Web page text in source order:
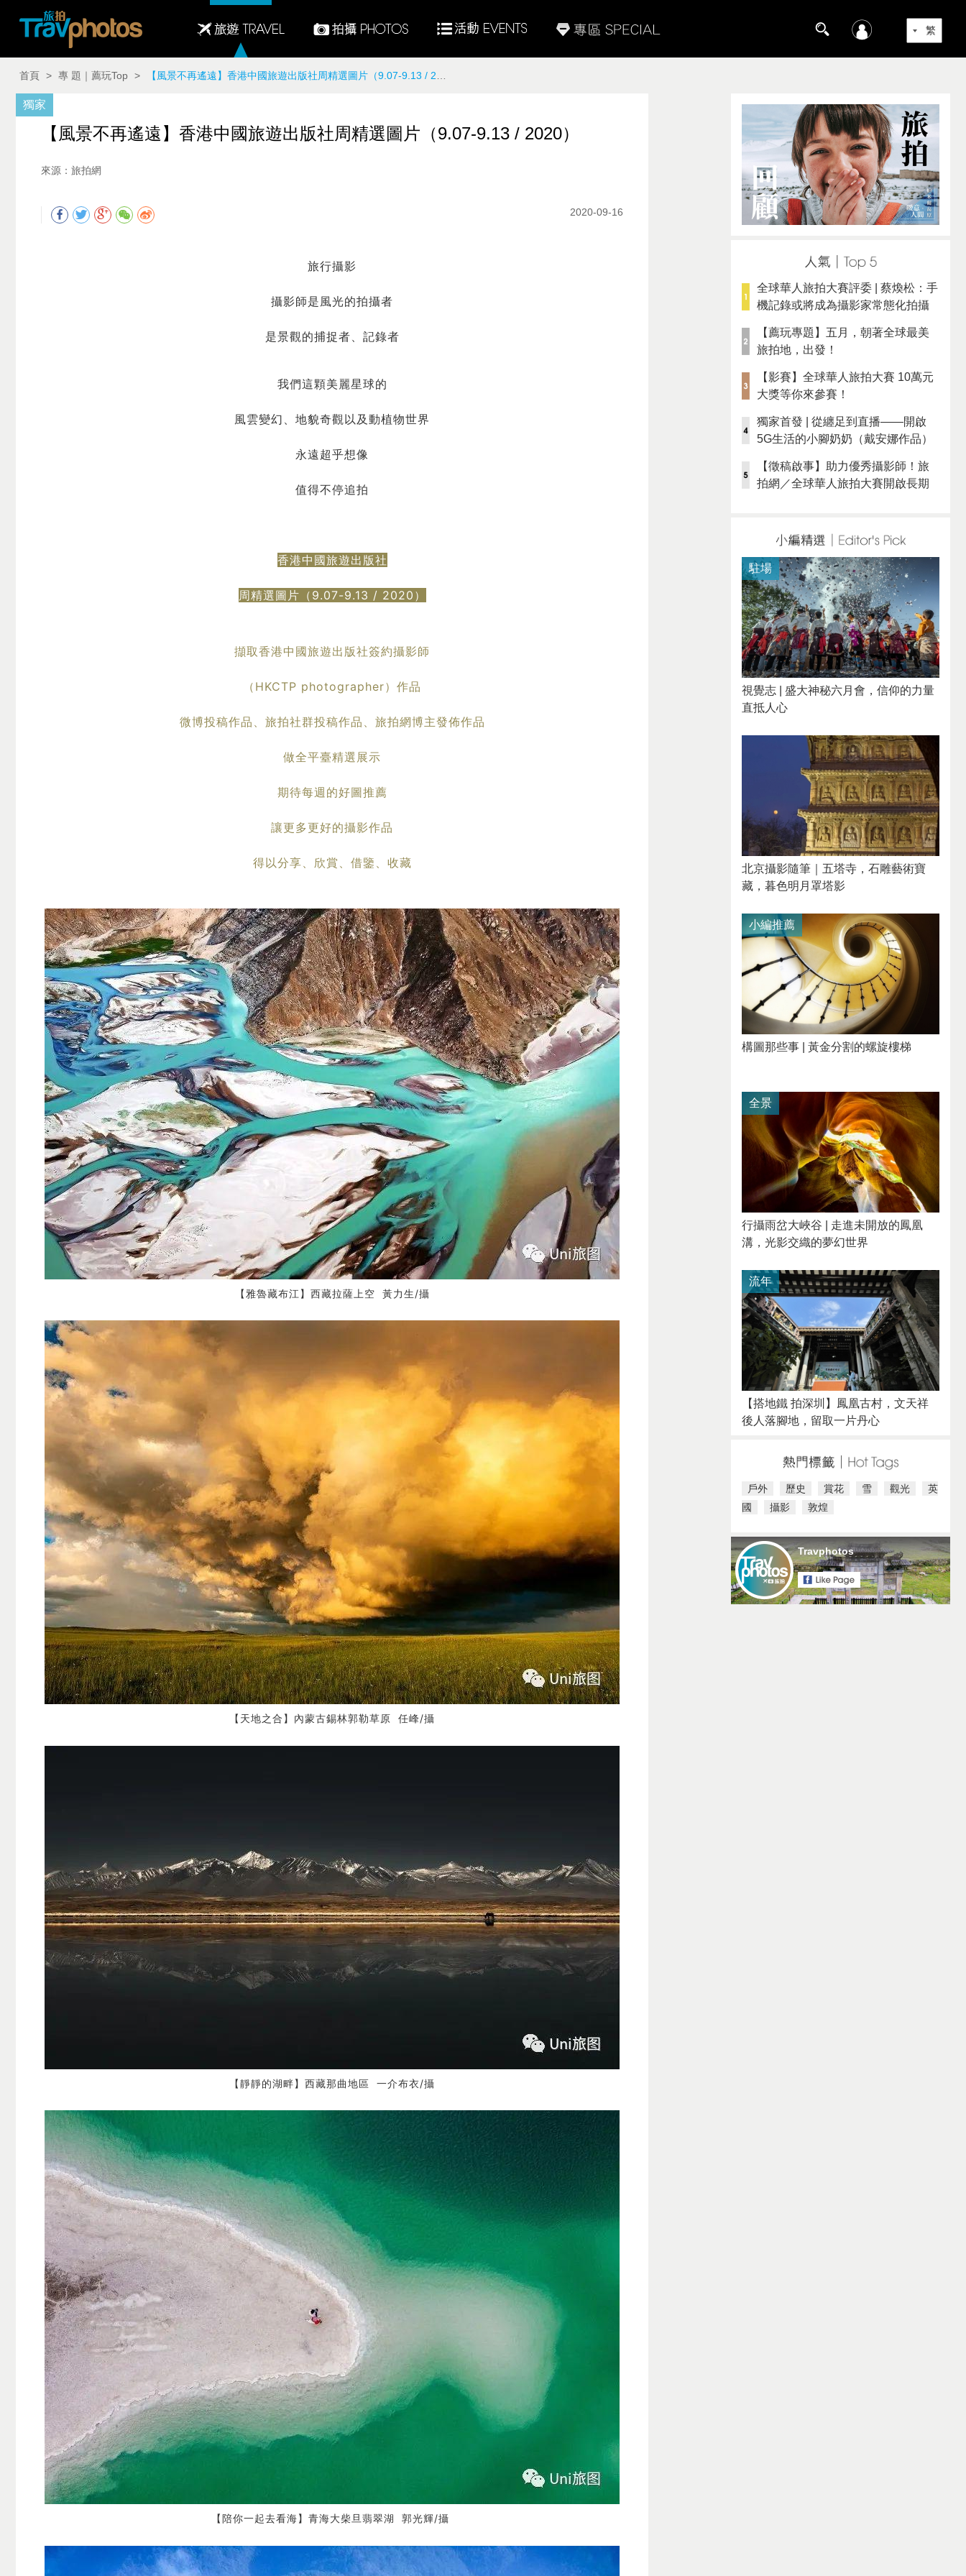
首頁 > 專 題｜薦玩Top > 【風景不再遙遠】香港中國旅遊出版社周精選圖片（9.07-9.13 / 2020）
獨家
【風景不再遙遠】香港中國旅遊出版社周精選圖片（9.07-9.13 / 2020）
來源：旅拍網
2020-09-16
旅行攝影
攝影師是風光的拍攝者
是景觀的捕捉者、記錄者
我們這顆美麗星球的
風雲變幻、地貌奇觀以及動植物世界
永遠超乎想像
值得不停追拍
香港中國旅遊出版社
周精選圖片（9.07-9.13 / 2020）
擷取香港中國旅遊出版社簽約攝影師
（HKCTP photographer）作品
微博投稿作品、旅拍社群投稿作品、旅拍網博主發佈作品
做全平臺精選展示
期待每週的好圖推薦
讓更多更好的攝影作品
得以分享、欣賞、借鑒、收藏
【雅魯藏布江】西藏拉薩上空 黃力生/攝
【天地之合】內蒙古錫林郭勒草原 任峰/攝
【靜靜的湖畔】西藏那曲地區 一介布衣/攝
【陪你一起去看海】青海大柴旦翡翠湖 郭光輝/攝
全球華人旅拍大賽評委 | 蔡煥松：手
機記錄或將成為攝影家常態化拍攝
【薦玩專題】五月，朝著全球最美
旅拍地，出發！
【影賽】全球華人旅拍大賽 10萬元
大獎等你來參賽！
獨家首發 | 從纏足到直播——開啟
5G生活的小腳奶奶（戴安娜作品）
【徵稿啟事】助力優秀攝影師！旅
拍網／全球華人旅拍大賽開啟長期
視覺志 | 盛大神秘六月會，信仰的力量
直抵人心
駐場
北京攝影隨筆｜​五塔寺，石雕藝術寶
藏，暮色明月罩塔影
構圖那些事 | 黃金分割的螺旋樓梯
小編推薦
行攝雨岔大峽谷 | 走進未開放的鳳凰
溝，光影交織的夢幻世界
全景
【搭地鐵 拍深圳】鳳凰古村，文天祥
後人落腳地，留取一片丹心
流年
戶外 歷史 賞花 雪 觀光
英
國
攝影 敦煌
Travphotos